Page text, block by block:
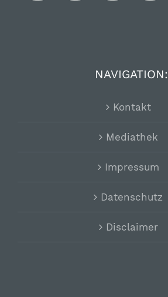
NAVIGATION:
Kontakt
Mediathek
Impressum
Datenschutz
Disclaimer